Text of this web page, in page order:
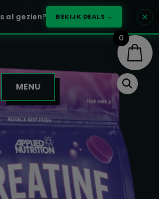
al gezien? BEKIJK DEALS → ✕
MENU
0